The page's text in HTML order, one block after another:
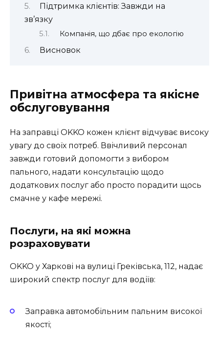
Підтримка клієнтів: Завжди на
зв’язку
Компанія, що дбає про екологію
Висновок
Привітна атмосфера та якісне
обслуговування
На заправці OKKO кожен клієнт відчуває високу
увагу до своїх потреб. Ввічливий персонал
завжди готовий допомогти з вибором
пального, надати консультацію щодо
додаткових послуг або просто порадити щось
смачне у кафе мережі.
Послуги, на які можна
розраховувати
OKKO у Харкові на вулиці Греківська, 112, надає
широкий спектр послуг для водіїв:
Заправка автомобільним пальним високої
якості;